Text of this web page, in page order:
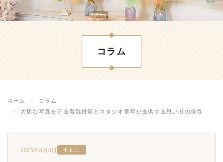
コラム
ホーム
コラム
大切な写真を守る湿気対策とスタジオ華写が提供する思い出の保存
2025年8月8日 七五三